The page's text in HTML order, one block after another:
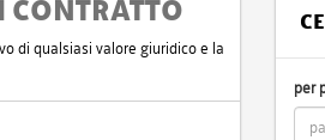
CONTRATTO
di qualsiasi valore giuridico e la
per